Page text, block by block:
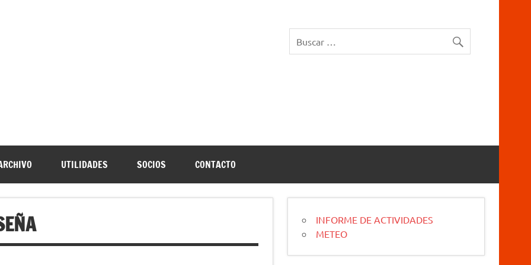
UTILIDADES SOCIOS CONTACTO
INFORME DE ACTIVIDADES
METEO